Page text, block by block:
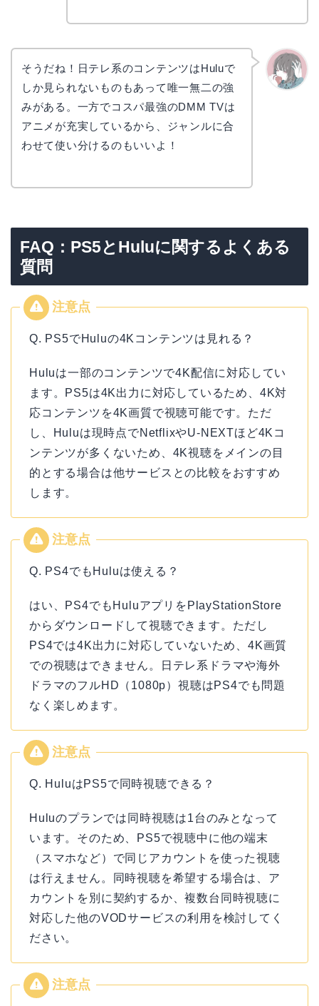
そうだね！日テレ系のコンテンツはHuluで
しか見られないものもあって唯一無二の強
みがある。一方でコスパ最強のDMM TVは
アニメが充実しているから、ジャンルに合
わせて使い分けるのもいいよ！
FAQ：PS5とHuluに関するよくある
質問
Q. PS5でHuluの4Kコンテンツは見れる？
Huluは一部のコンテンツで4K配信に対応してい
ます。PS5は4K出力に対応しているため、4K対
応コンテンツを4K画質で視聴可能です。ただ
し、Huluは現時点でNetflixやU-NEXTほど4Kコ
ンテンツが多くないため、4K視聴をメインの目
的とする場合は他サービスとの比較をおすすめ
します。
Q. PS4でもHuluは使える？
はい、PS4でもHuluアプリをPlayStationStore
からダウンロードして視聴できます。ただし
PS4では4K出力に対応していないため、4K画質
での視聴はできません。日テレ系ドラマや海外
ドラマのフルHD（1080p）視聴はPS4でも問題
なく楽しめます。
Q. HuluはPS5で同時視聴できる？
Huluのプランでは同時視聴は1台のみとなって
います。そのため、PS5で視聴中に他の端末
（スマホなど）で同じアカウントを使った視聴
は行えません。同時視聴を希望する場合は、ア
カウントを別に契約するか、複数台同時視聴に
対応した他のVODサービスの利用を検討してく
ださい。